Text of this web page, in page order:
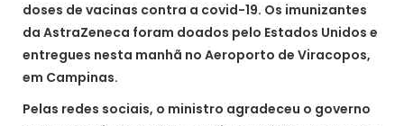
doses de vacinas contra a covid-19. Os imunizantes
da AstraZeneca foram doados pelo Estados Unidos e
entregues nesta manhã no Aeroporto de Viracopos,
em Campinas.
Pelas redes sociais, o ministro agradeceu o governo